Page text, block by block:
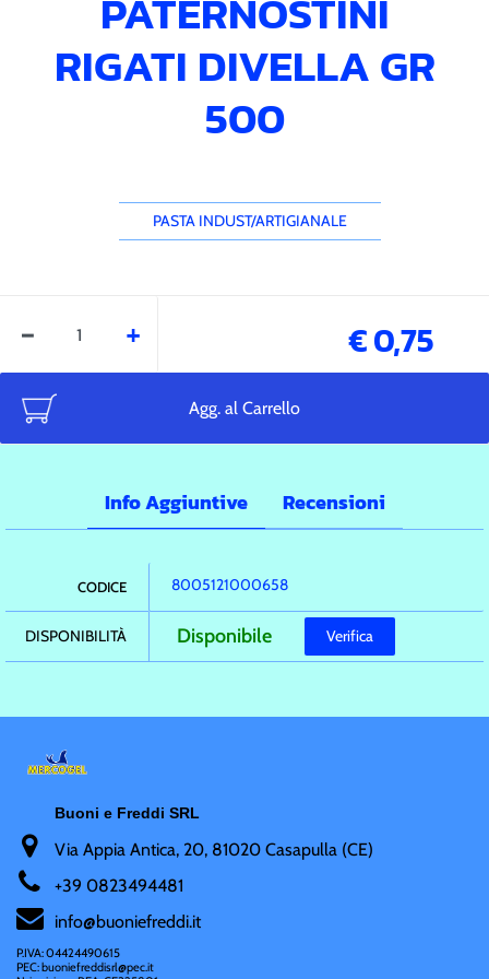
PATERNOSTINI
RIGATI DIVELLA GR
500
PASTA INDUST/ARTIGIANALE
€ 0,75
Agg. al Carrello
Info Aggiuntive Recensioni
CODICE 8005121000658
DISPONIBILITÀ Verifica
Disponibile
Buoni e Freddi SRL
Via Appia Antica, 20, 81020 Casapulla (CE)
+39 0823494481
info@buoniefreddi.it
P.IVA: 04424490615
PEC: buoniefreddisrl@pec.it